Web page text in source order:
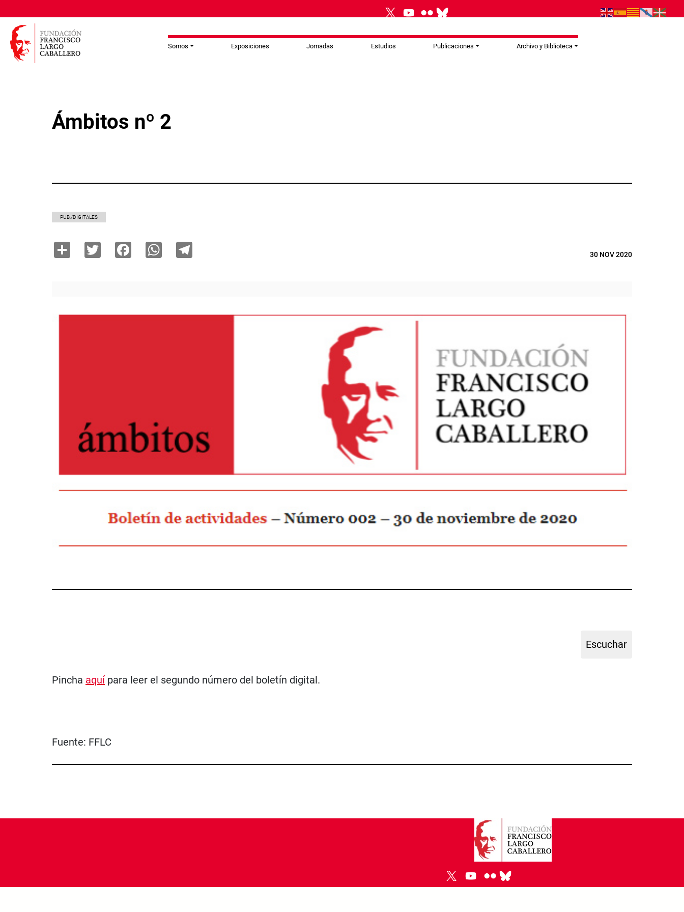
Somos Exposiciones Jornadas Estudios Publicaciones Archivo y Biblioteca
Ámbitos nº 2
PUB./DIGITALES
Share TwitterFacebookWhatsApp 30 NOV 2020
Pincha aquípara leer el segundo número del boletín digital.
Fuente: FFLC